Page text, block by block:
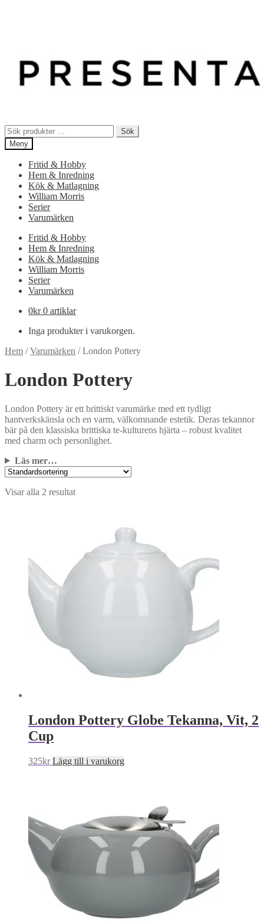
Sök
efter:
Sök
Meny
Fritid & Hobby
Hem & Inredning
Kök & Matlagning
William Morris
Serier
Varumärken
Fritid & Hobby
Hem & Inredning
Kök & Matlagning
William Morris
Serier
Varumärken
0kr 0 artiklar
Inga produkter i varukorgen.
Hem /Varumärken /London Pottery
London Pottery
London Pottery är ett brittiskt varumärke med ett tydligt
hantverkskänsla och en varm, välkomnande estetik. Deras tekannor
bär på den klassiska brittiska te-kulturens hjärta – robust kvalitet
med charm och personlighet.
Läs mer…
Visar alla 2 resultat
London Pottery Globe Tekanna, Vit, 2
Cup
325kr Lägg till i varukorg